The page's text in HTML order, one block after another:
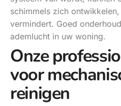
schimmels zich
vermindert. Goed
ademlucht in uw woning.
Onze
voor
reinigen